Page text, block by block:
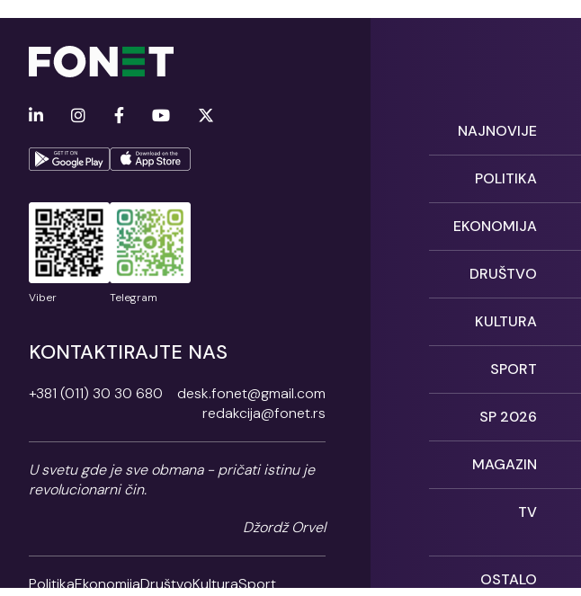
Viber Telegram
KONTAKTIRAJTE NAS
+381 (011) 30 30 680
desk.fonet@gmail.com
redakcija@fonet.rs
U svetu gde je sve obmana - pričati istinu je
revolucionarni čin.
Džordž Orvel
PolitikaEkonomijaDruštvoKulturaSport
NAJNOVIJE
POLITIKA
EKONOMIJA
DRUŠTVO
KULTURA
SPORT
SP 2026
MAGAZIN
TV
OSTALO